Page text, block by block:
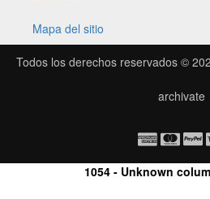
Mapa del sitio
Todos los derechos reservados ©
archivate
1054 - Unknown